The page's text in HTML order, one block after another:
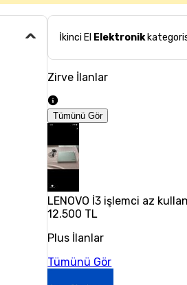
İkinci El Elektronik
Zirve İlanlar
Tümünü Gör
LENOVO İ3 işlemci az
12.500 TL
Plus İlanlar
Tümünü Gör